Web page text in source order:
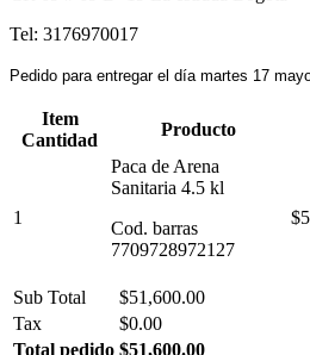
Tel: 3176970017
Pedido para entregar el día martes 17
Item
Cantidad
Producto
1
Paca de Arena
Sanitaria 4.5 kl
Cod. barras
7709728972127
Sub Total
$51,600.00
Tax
$0.00
Total pedido $51,600.00